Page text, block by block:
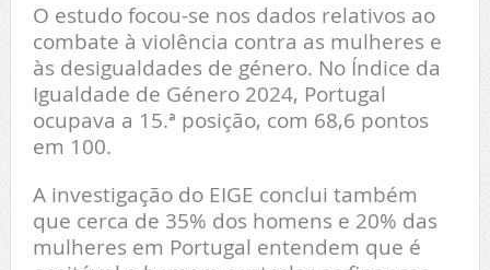
O estudo focou-se nos dados relativos ao
combate à violência contra as mulheres e
às desigualdades de género. No Índice da
Igualdade de Género 2024, Portugal
ocupava a 15.ª posição, com 68,6 pontos
em 100.
A investigação do EIGE conclui também
que cerca de 35% dos homens e 20% das
mulheres em Portugal entendem que é